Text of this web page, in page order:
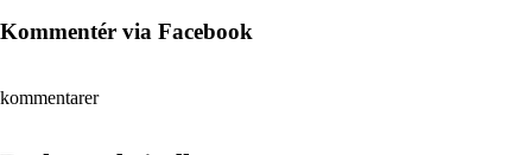
Kommentér via Facebook
kommentarer